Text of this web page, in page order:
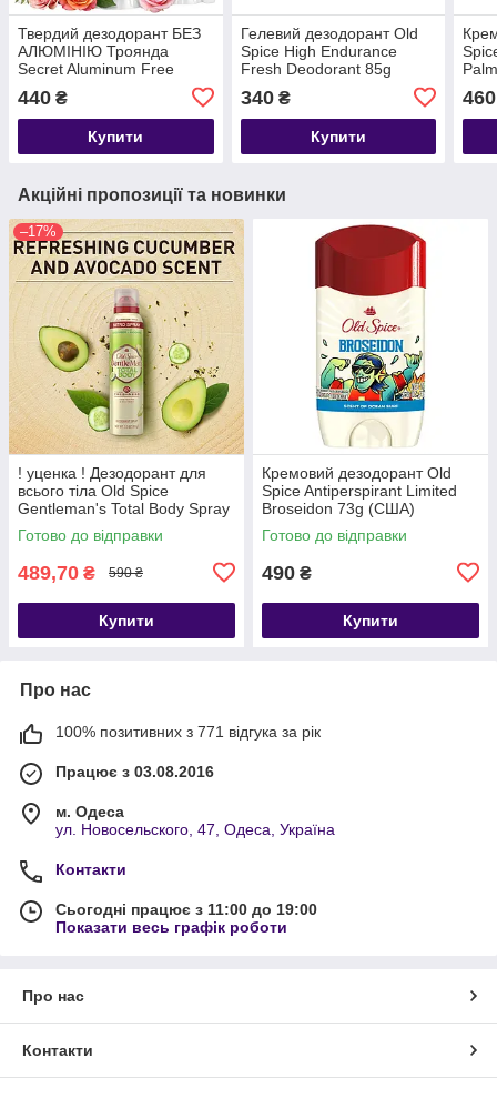
Твердий дезодорант БЕЗ
АЛЮМІНІЮ Троянда
Secret Aluminum Free
440 ₴
Купити
Гелевий дезодорант Old
Spice High Endurance
Fresh Deodorant 85g
340₴
Купити
460
Акційні пропозиції та новинки
–17%
! уценка ! Дезодорант для
всього тіла Old Spice
Gentleman's Total Body Spray
Deodorant Cucumber +
Avocado 99g (США)
Готово до відправки
489,70 ₴ 590 ₴
Купити
Кремовий дезодорант Old
Spice Antiperspirant Limited
Broseidon 73g (США)
Готово до відправки
490 ₴
Купити
Про нас
100% позитивних з 771 відгука за рік
Працює з 03.08.2016
м. Одеса
ул. Новосельского, 47, Одеса, Україна
Контакти
Сьогодні працює з 11:00 до 19:00
Показати весь графік роботи
Про нас
Контакти